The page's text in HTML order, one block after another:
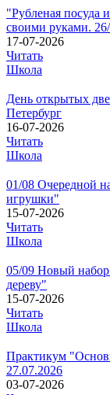
"Рубленая посуда
своими руками.
17-07-2026
Читать
Школа
День открытых
Петербург
16-07-2026
Читать
Школа
01/08 Очередной
игрушки"
15-07-2026
Читать
Школа
05/09 Новый набор
дереву"
15-07-2026
Читать
Школа
Практикум
27.07.2026
03-07-2026